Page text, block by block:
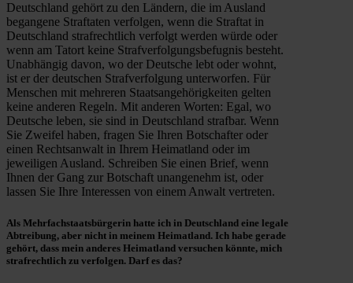
Deutschland gehört zu den Ländern, die im Ausland
begangene Straftaten verfolgen, wenn die Straftat in
Deutschland strafrechtlich verfolgt werden würde oder
wenn am Tatort keine Strafverfolgungsbefugnis besteht.
Unabhängig davon, wo der Deutsche lebt oder wohnt,
ist er der deutschen Strafverfolgung unterworfen. Für
Menschen mit mehreren Staatsangehörigkeiten gelten
keine anderen Regeln. Mit anderen Worten: Egal, wo
Deutsche leben, sie sind in Deutschland strafbar. Wenn
Sie Zweifel haben, fragen Sie Ihren Botschafter oder
einen Rechtsanwalt in Ihrem Heimatland oder im
jeweiligen Ausland. Schreiben Sie einen Brief, wenn
Ihnen der Gang zur Botschaft unangenehm ist, oder
lassen Sie Ihre Interessen von einem Anwalt vertreten.
Als Mehrfachstaatsbürgerin hatte ich in Deutschland eine legale
Abtreibung, aber nicht in meinem Heimatland. Ich habe gerade
gehört, dass mein anderes Heimatland versuchen könnte, mich
strafrechtlich zu verfolgen. Darf es das?